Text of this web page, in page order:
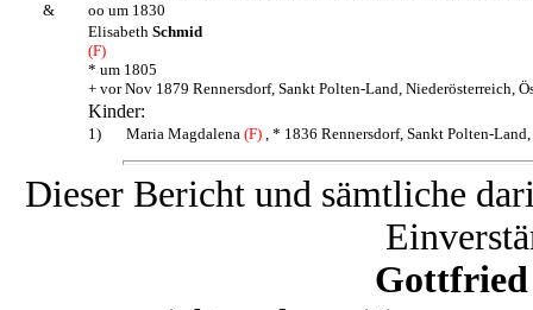
&
oo um 1830
Elisabeth Schmid
(F)
* um 1805
+ vor Nov 1879 Rennersdorf, Sankt Polten-Land, Niederösterreich,
Kinder:
1) Maria Magdalena (F) , * 1836 Rennersdorf, Sankt Polten-
Dieser Bericht und sämtliche
Gottfried